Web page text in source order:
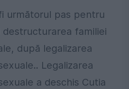
următorul pas pentru
familiei
după legalizarea
Legalizarea
a deschis Cutia